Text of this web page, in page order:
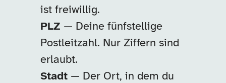
ist freiwillig.
PLZ — Deine fünfstellige
Postleitzahl. Nur Ziffern sind
erlaubt.
Stadt — Der Ort, in dem du